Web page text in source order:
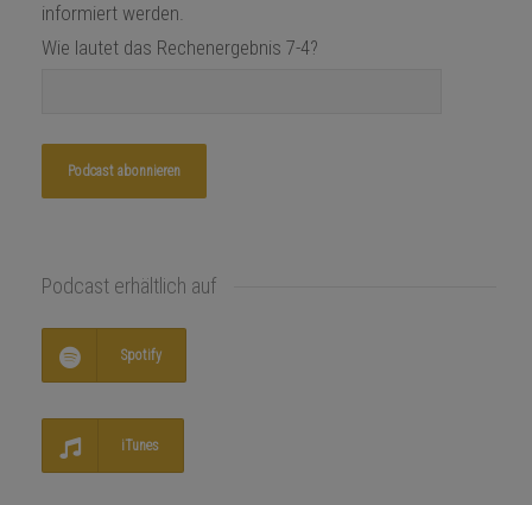
informiert werden.
Wie lautet das Rechenergebnis 7-4?
Podcast erhältlich auf
Spotify
iTunes